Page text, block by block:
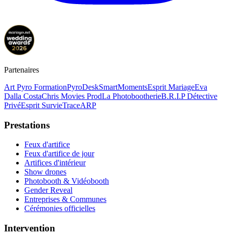
Partenaires
Art Pyro FormationPyroDeskSmartMomentsEsprit MariageEva
Dalla CostaChris Movies ProdLa PhotobootherieB.R.I.P Détective
PrivéEsprit SurvieTraceARP
Prestations
Feux d'artifice
Feux d'artifice de jour
Artifices d'intérieur
Show drones
Photobooth & Vidéobooth
Gender Reveal
Entreprises & Communes
Cérémonies officielles
Intervention